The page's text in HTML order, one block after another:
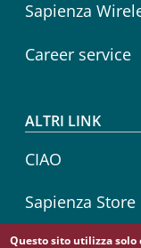
Sapienza
Career service
ALTRI LINK
CIAO
Sapienza Store
Questo sito utilizza